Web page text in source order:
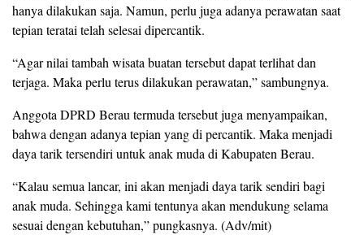
hanya dilakukan saja. Namun, perlu juga adanya perawatan saat
tepian teratai telah selesai dipercantik.
“Agar nilai tambah wisata buatan tersebut dapat terlihat dan
terjaga. Maka perlu terus dilakukan perawatan,” sambungnya.
Anggota DPRD Berau termuda tersebut juga menyampaikan,
bahwa dengan adanya tepian yang di percantik. Maka menjadi
daya tarik tersendiri untuk anak muda di Kabupaten Berau.
“Kalau semua lancar, ini akan menjadi daya tarik sendiri bagi
anak muda. Sehingga kami tentunya akan mendukung selama
sesuai dengan kebutuhan,” pungkasnya. (Adv/mit)